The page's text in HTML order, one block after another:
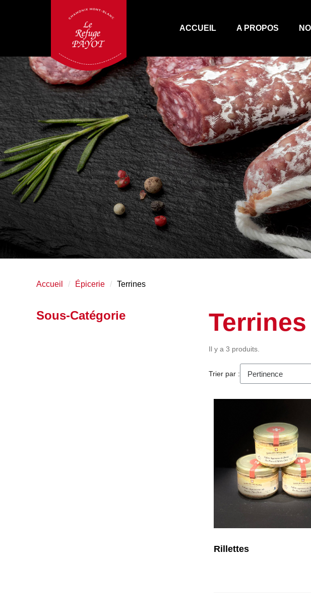
ACCUEIL A PROPOS
Accueil Épicerie Terrines
Sous-Catégorie Terrines
Il y a 3 produits.
Trier par :
Rillettes